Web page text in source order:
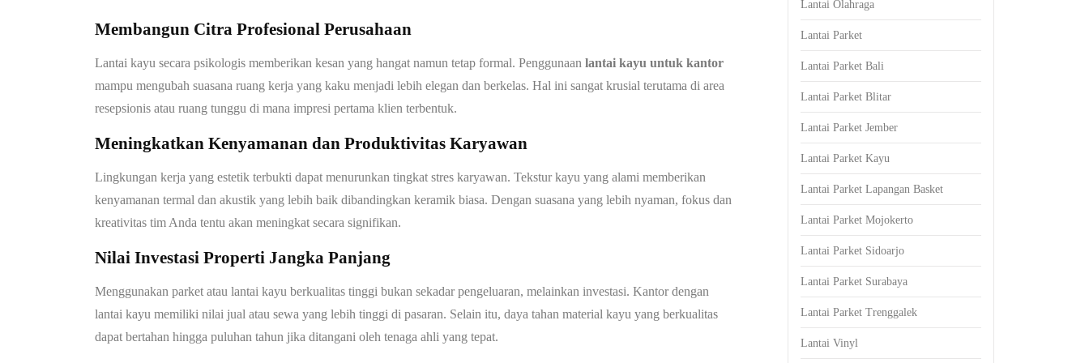
Membangun Citra Profesional Perusahaan
Lantai kayu secara psikologis memberikan kesan yang hangat namun tetap formal. Penggunaan lantai kayu untuk kantor
mampu mengubah suasana ruang kerja yang kaku menjadi lebih elegan dan berkelas. Hal ini sangat krusial terutama di area
resepsionis atau ruang tunggu di mana impresi pertama klien terbentuk.
Meningkatkan Kenyamanan dan Produktivitas Karyawan
Lingkungan kerja yang estetik terbukti dapat menurunkan tingkat stres karyawan. Tekstur kayu yang alami memberikan
kenyamanan termal dan akustik yang lebih baik dibandingkan keramik biasa. Dengan suasana yang lebih nyaman, fokus dan
kreativitas tim Anda tentu akan meningkat secara signifikan.
Nilai Investasi Properti Jangka Panjang
Menggunakan parket atau lantai kayu berkualitas tinggi bukan sekadar pengeluaran, melainkan investasi. Kantor dengan
lantai kayu memiliki nilai jual atau sewa yang lebih tinggi di pasaran. Selain itu, daya tahan material kayu yang berkualitas
dapat bertahan hingga puluhan tahun jika ditangani oleh tenaga ahli yang tepat.
Lantai Olahraga
Lantai Parket
Lantai Parket Bali
Lantai Parket Blitar
Lantai Parket Jember
Lantai Parket Kayu
Lantai Parket Lapangan Basket
Lantai Parket Mojokerto
Lantai Parket Sidoarjo
Lantai Parket Surabaya
Lantai Parket Trenggalek
Lantai Vinyl